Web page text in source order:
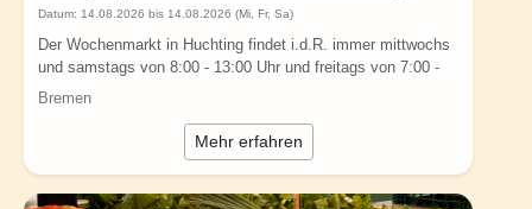
Datum: 14.08.2026 bis 14.08.2026 (Mi, Fr, Sa)
Der Wochenmarkt in Huchting findet i.d.R. immer mittwochs
und samstags von 8:00 - 13:00 Uhr und freitags von 7:00 -
13:30 Uhr in Bremen (Ecke Am...
Bremen
Mehr erfahren